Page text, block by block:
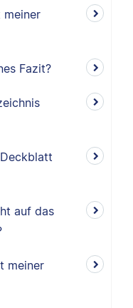
meiner
Fazit?
auf das
meiner